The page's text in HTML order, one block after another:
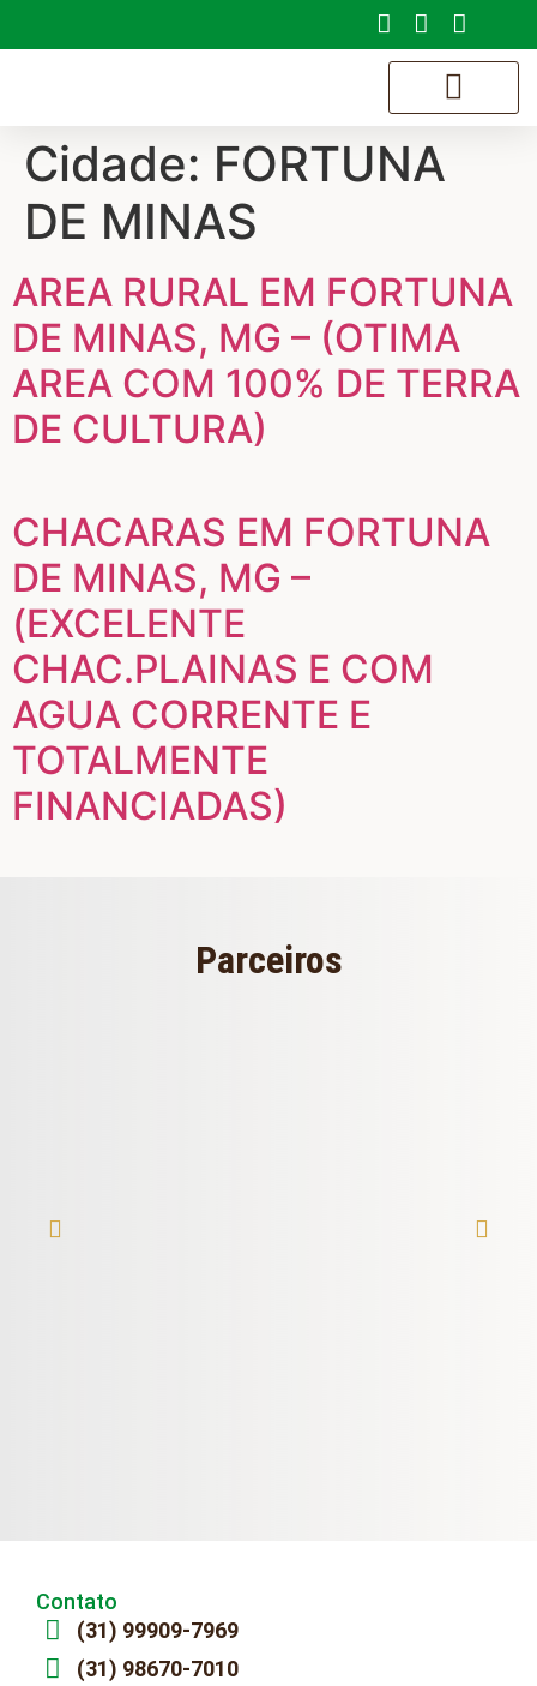
Cidade: FORTUNA
DE MINAS
AREA RURAL EM FORTUNA
DE MINAS, MG – (OTIMA
AREA COM 100% DE TERRA
DE CULTURA)
CHACARAS EM FORTUNA
DE MINAS, MG –
(EXCELENTE
CHAC.PLAINAS E COM
AGUA CORRENTE E
TOTALMENTE
FINANCIADAS)
Parceiros
Contato
(31) 99909-7969
(31) 98670-7010